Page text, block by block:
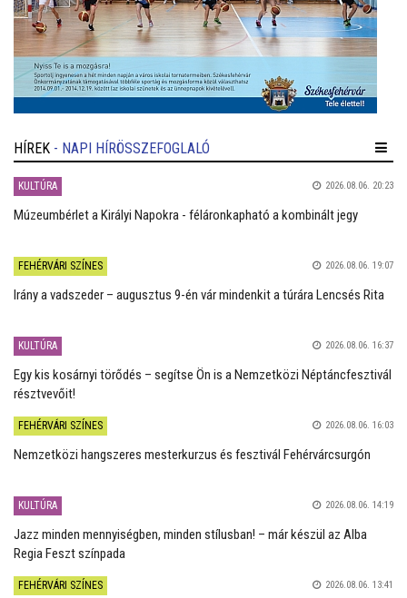
HÍREK - NAPI HÍRÖSSZEFOGLALÓ
KULTÚRA 2026.08.06. 20:23
Múzeumbérlet a Királyi Napokra - féláronkapható a kombinált jegy
FEHÉRVÁRI SZÍNES 2026.08.06. 19:07
Irány a vadszeder – augusztus 9-én vár mindenkit a túrára Lencsés Rita
KULTÚRA 2026.08.06. 16:37
Egy kis kosárnyi törődés – segítse Ön is a Nemzetközi Néptáncfesztivál
résztvevőit!
FEHÉRVÁRI SZÍNES 2026.08.06. 16:03
Nemzetközi hangszeres mesterkurzus és fesztivál Fehérvárcsurgón
KULTÚRA 2026.08.06. 14:19
Jazz minden mennyiségben, minden stílusban! – már készül az Alba
Regia Feszt színpada
FEHÉRVÁRI SZÍNES 2026.08.06. 13:41